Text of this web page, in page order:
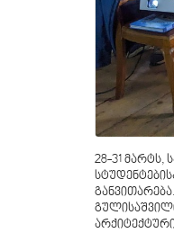
28-31